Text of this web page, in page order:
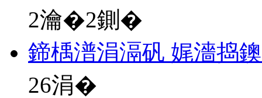
2瀹�2鍘�
鍗楀潽涓滆矾 娓濇捣
26涓�